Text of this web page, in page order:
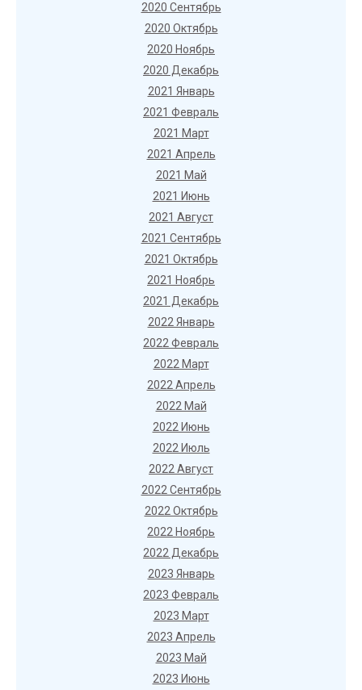
2020 Сентябрь
2020 Октябрь
2020 Ноябрь
2020 Декабрь
2021 Январь
2021 Февраль
2021 Март
2021 Апрель
2021 Май
2021 Июнь
2021 Август
2021 Сентябрь
2021 Октябрь
2021 Ноябрь
2021 Декабрь
2022 Январь
2022 Февраль
2022 Март
2022 Апрель
2022 Май
2022 Июнь
2022 Июль
2022 Август
2022 Сентябрь
2022 Октябрь
2022 Ноябрь
2022 Декабрь
2023 Январь
2023 Февраль
2023 Март
2023 Апрель
2023 Май
2023 Июнь